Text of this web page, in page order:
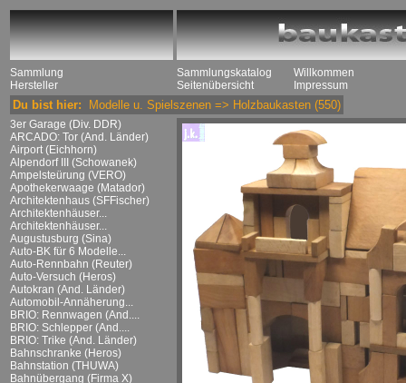
Sammlung
Hersteller
Sammlungskatalog
Seitenübersicht
Willkommen
Impressum
Du bist hier: Modelle u. Spielszenen => Holzbaukasten (550)
3er Garage (Div. DDR)
ARCADO: Tor (And. Länder)
Airport (Eichhorn)
Alpendorf III (Schowanek)
Ampelsteürung (VERO)
Apothekerwaage (Matador)
Architektenhaus (SFFischer)
Architektenhäuser...
Architektenhäuser...
Augustusburg (Sina)
Auto-BK für 6 Modelle...
Auto-Rennbahn (Reuter)
Auto-Versuch (Heros)
Autokran (And. Länder)
Automobil-Annäherung...
BRIO: Rennwagen (And....
BRIO: Schlepper (And....
BRIO: Trike (And. Länder)
Bahnschranke (Heros)
Bahnstation (THUWA)
Bahnübergang (Firma X)